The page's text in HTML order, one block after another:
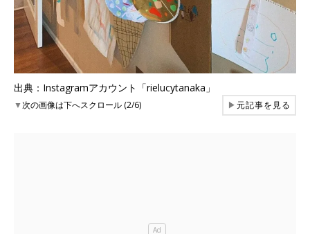
出典：Instagramアカウント「rielucytanaka」
▼次の画像は下へスクロール (2/6) ▶元記事を見る